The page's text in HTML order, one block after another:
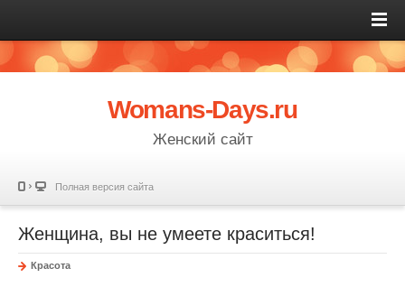
Womans-Days.ru
Женский сайт
Полная версия сайта
Женщина, вы не умеете краситься!
Красота